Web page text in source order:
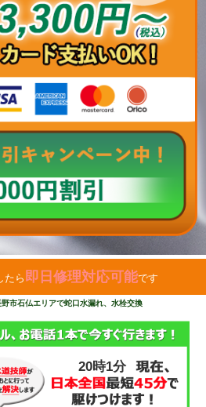
たら 即日修理対応可能です
市石仏エリアで蛇口水漏れ、水栓交換
20時1分